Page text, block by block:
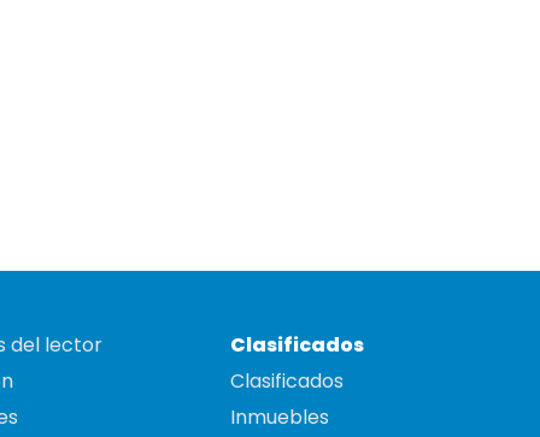
del lector
Clasificados
Clasificados
Inmuebles